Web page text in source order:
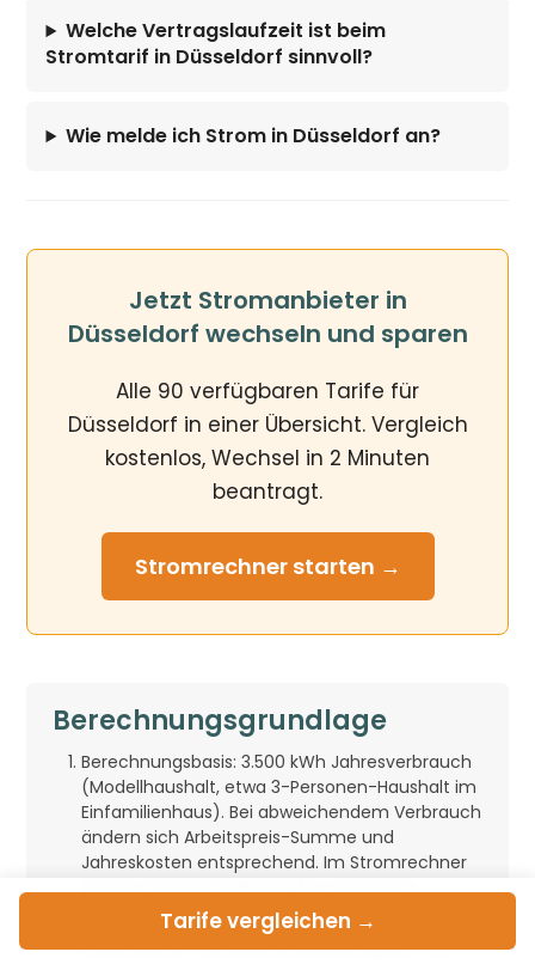
Welche Vertragslaufzeit ist beim
Stromtarif in Düsseldorf sinnvoll?
Wie melde ich Strom in Düsseldorf an?
Jetzt Stromanbieter in
Düsseldorf wechseln und sparen
Alle 90 verfügbaren Tarife für
Düsseldorf in einer Übersicht. Vergleich
kostenlos, Wechsel in 2 Minuten
beantragt.
Stromrechnerstarten →
Berechnungsgrundlage
Berechnungsbasis: 3.500 kWh Jahresverbrauch
(Modellhaushalt, etwa 3-Personen-Haushalt im
Einfamilienhaus). Bei abweichendem Verbrauch
ändern sich Arbeitspreis-Summe und
Jahreskosten entsprechend. Im Stromrechner
können Sie Ihren individuellen Verbrauch
eintragen.
Datenstand: monatlicher Marktsnapshot vom
Tarifevergleichen →